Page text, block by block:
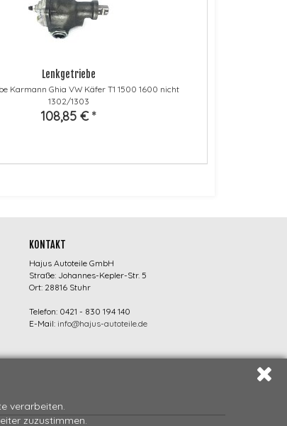
verarbeiten.
zuzustimmen.
Lenkgetriebe
Karmann Ghia VW Käfer T1 1500 1600 nicht
1302/1303
108,85 € *
KONTAKT
Hajus Autoteile GmbH
Straße: Johannes-Kepler-Str. 5
Ort: 28816 Stuhr
Telefon: 0421 - 830 194 140
E-Mail: info@hajus-autoteile.de